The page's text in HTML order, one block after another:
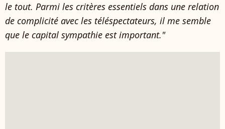
le tout. Parmi les critères essentiels dans une relation
de complicité avec les téléspectateurs, il me semble
que le capital sympathie est important."